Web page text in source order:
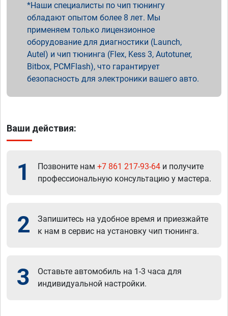
Наши специалисты по чип тюнингу
обладают опытом более 8 лет. Мы
применяем только лицензионное
оборудование для диагностики (Launch,
Autel) и чип тюнинга (Flex, Kess 3, Autotuner,
Bitbox, PCMFlash), что гарантирует
безопасность для электроники вашего авто.
Ваши действия:
1 Позвоните нам +7 861 217-93-64 и получите
профессиональную консультацию у мастера.
2
Запишитесь на удобное время и приезжайте
к нам в сервис на установку чип тюнинга.
3
Оставьте автомобиль на 1-3 часа для
индивидуальной настройки.